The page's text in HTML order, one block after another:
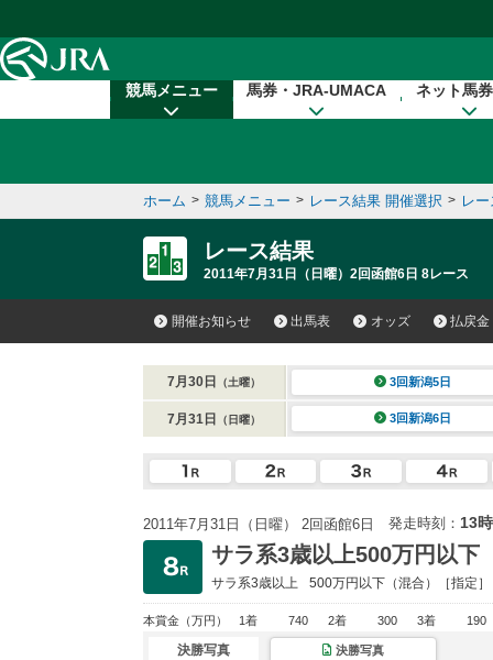
競馬メニュー 馬券・JRA-UMACA ネット馬
ホーム > 競馬メニュー > レース結果 開催選択 > レ
レース結果
2011年7月31日（日曜）2回函館6日 8レース
開催お知らせ 出馬表 オッズ 払戻金
7月30日 （土曜） 3回新潟5日
7月31日 （日曜） 3回新潟6日
2011年7月31日（日曜） 2回函館6日 発走時刻： 13
サラ系3歳以上500万円以下
サラ系3歳以上 500万円以下 （混合）［指定］
本賞金 （万円） 1着 740 2着 300 3着 190
決勝写真 決勝写真